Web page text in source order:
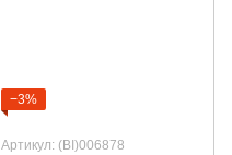
−3%
Артикул: (BI)006878